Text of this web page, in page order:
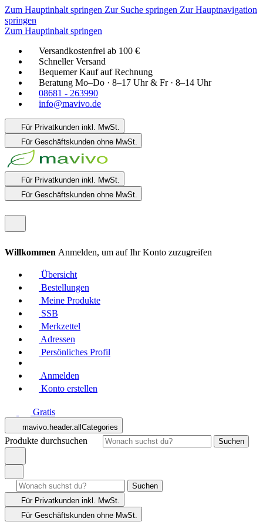
Zum Hauptinhalt springen Zur Suche springen Zur Hauptnavigation
springen
Zum Hauptinhalt springen
Versandkostenfrei ab 100 €
Schneller Versand
Bequemer Kauf auf Rechnung
Beratung Mo–Do · 8–17 Uhr & Fr · 8–14 Uhr
08681 - 263990
info@mavivo.de
Für Privatkunden inkl. MwSt.
Für Geschäftskunden ohne MwSt.
Für Privatkunden inkl. MwSt.
Für Geschäftskunden ohne MwSt.
Willkommen Anmelden, um auf Ihr Konto zuzugreifen
Übersicht
Bestellungen
Meine Produkte
SSB
Merkzettel
Adressen
Persönliches Profil
Anmelden
Konto erstellen
Gratis
mavivo.header.allCategories
Produkte durchsuchen Suchen
Suchen
Für Privatkunden inkl. MwSt.
Für Geschäftskunden ohne MwSt.